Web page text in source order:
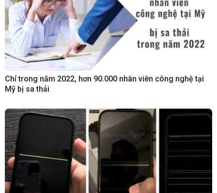
Chỉ trong năm 2022, hơn 90.000 nhân viên công nghệ tại
Mỹ bị sa thải